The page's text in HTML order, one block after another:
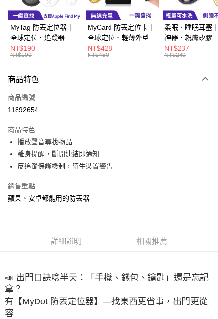
街口支付
悠遊付
Google Pay
ATM付款
運送方式
全家取貨付款
每筆NT$60，滿NT$499(含以上)免運費
付款後全家取貨
每筆NT$60，滿NT$499(含以上)免運費
付款後萊爾富取貨
每筆NT$60，滿NT$598(含以上)免運費
宅配
每筆NT$60，滿NT$800(含以上)免運費
外島宅配
MyTag 防丟定位器｜
全球定位、追蹤器
NT$190
NT$199
MyCard 防丟定位卡｜
全球定位、輕薄外型
NT$428
NT$450
柔眠．睡眠耳塞
神器、親膚矽膠
NT$237
NT$249
商品特色
商品編號
11892654
商品特色
播放聲音尋找物品
離身提醒，斷開連結即通知
反追蹤保護機制，陌生裝置警告
銷售重點
蘋果、安卓都能用的防丟器
詳細說明 相關推薦
📣 出門口訣唸半天：「手機、錢包、鑰匙」還是忘記
拿？
有【MyDot 防丟定位器】—找東西更省事，出門更從
容！